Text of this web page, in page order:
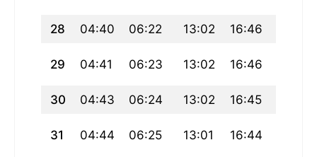
28 04:40 06:22 13:02 16:46
29 04:41 06:23 13:02 16:46
30 04:43 06:24 13:02 16:45
31 04:44 06:25 13:01 16:44